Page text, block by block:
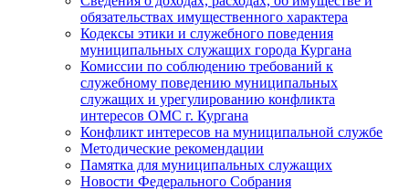
обязательствах имущественного характера
Кодексы этики и служебного поведения
муниципальных служащих города Кургана
Комиссии по соблюдению требований к
служебному поведению муниципальных
служащих и урегулированию конфликта
интересов ОМС г. Кургана
Конфликт интересов на муниципальной службе
Методические рекомендации
Памятка для муниципальных служащих
Новости Федерального Cобрания